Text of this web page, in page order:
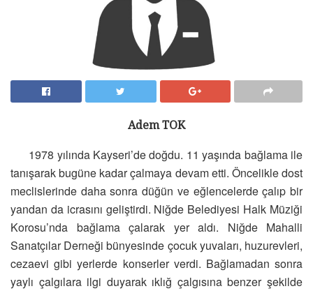
Adem TOK
1978 yılında Kayseri’de doğdu. 11 yaşında bağlama ile
tanışarak bugüne kadar çalmaya devam etti. Öncelikle dost
meclislerinde daha sonra düğün ve eğlencelerde çalıp bir
yandan da icrasını geliştirdi. Niğde Belediyesi Halk Müziği
Korosu’nda bağlama çalarak yer aldı. Niğde Mahalli
Sanatçılar Derneği bünyesinde çocuk yuvaları, huzurevleri,
cezaevi gibi yerlerde konserler verdi. Bağlamadan sonra
yaylı çalgılara ilgi duyarak ıklığ çalgısına benzer şekilde